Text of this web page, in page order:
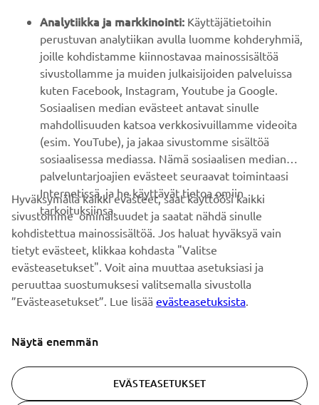
YAMAHA MUUALLA
ASIAKASTUKI
UUTISKIRJE
Ole ensimmäinen, joka kuulee uusimmista tarjouksista,
erikoistapahtumista, uusista julkaisuista ja paljon muuta...
TILAA
Lue tietosuojakäytäntömme saadaksesi tietää, miten
käsittelemme henkilötietojasi:
Tietosuoja ja evästeet -sivustolta
Analytiikka ja markkinointi: Käyttäjätietoihin
perustuvan analytiikan avulla luomme kohderyhmiä,
joille kohdistamme kiinnostavaa mainossisältöä
sivustollamme ja muiden julkaisijoiden palveluissa
kuten Facebook, Instagram, Youtube ja Google.
Sosiaalisen median evästeet antavat sinulle
mahdollisuuden katsoa verkkosivuillamme videoita
(esim. YouTube), ja jakaa sivustomme sisältöä
sosiaalisessa mediassa. Nämä sosiaalisen median
palveluntarjoajien evästeet seuraavat toimintaasi
Internetissä, ja he käyttävät tietoa omiin
tarkoituksiinsa.
Hyväksymällä kaikki evästeet, saat käyttöösi kaikki
sivustomme ominaisuudet ja saatat nähdä sinulle
kohdistettua mainossisältöä. Jos haluat hyväksyä vain
tietyt evästeet, klikkaa kohdasta "Valitse
evästeasetukset". Voit aina muuttaa asetuksiasi ja
peruuttaa suostumuksesi valitsemalla sivustolla
”Evästeasetukset”. Lue lisää evästeasetuksista.
Näytä enemmän
EVÄSTEASETUKSET